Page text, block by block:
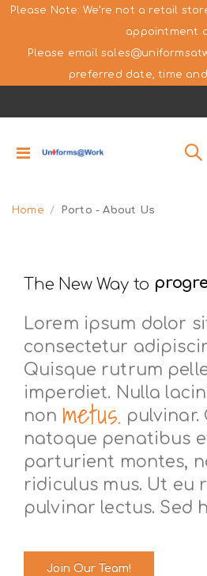
Please Note: We’re not a retail
appointment
Please email
preferred date, time
Toggle
Home Porto - About Us
The New Way to
Lorem ipsum dolor
consectetur
Quisque rutrum
imperdiet. Nulla
non metus. pulvinar.
natoque penatibus
parturient montes,
ridiculus mus. Ut eu
pulvinar lectus. Sed
Join Our Team!